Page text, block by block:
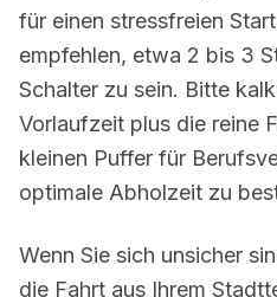
für einen stressfreien
empfehlen, etwa 2 bis 3
Schalter zu sein. Bitte
Vorlaufzeit plus die reine
kleinen Puffer für
optimale Abholzeit zu
Wenn Sie sich unsicher
die Fahrt aus Ihrem